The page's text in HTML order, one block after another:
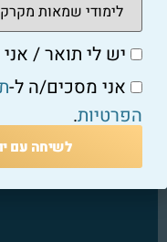
יש לי תואר /
אני מסכים/ה ל-
הפרטיות.
לשיחה עם